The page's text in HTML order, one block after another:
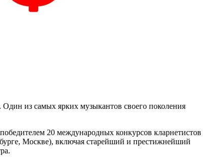
из самых ярких музыкантов своего поколения
20 международных конкурсов кларнетистов
Москве), включая старейший и престижнейший